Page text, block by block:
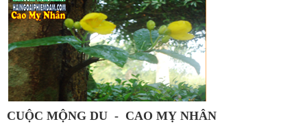
CUỘC MỘNG DU - CAO MỴ NHÂN